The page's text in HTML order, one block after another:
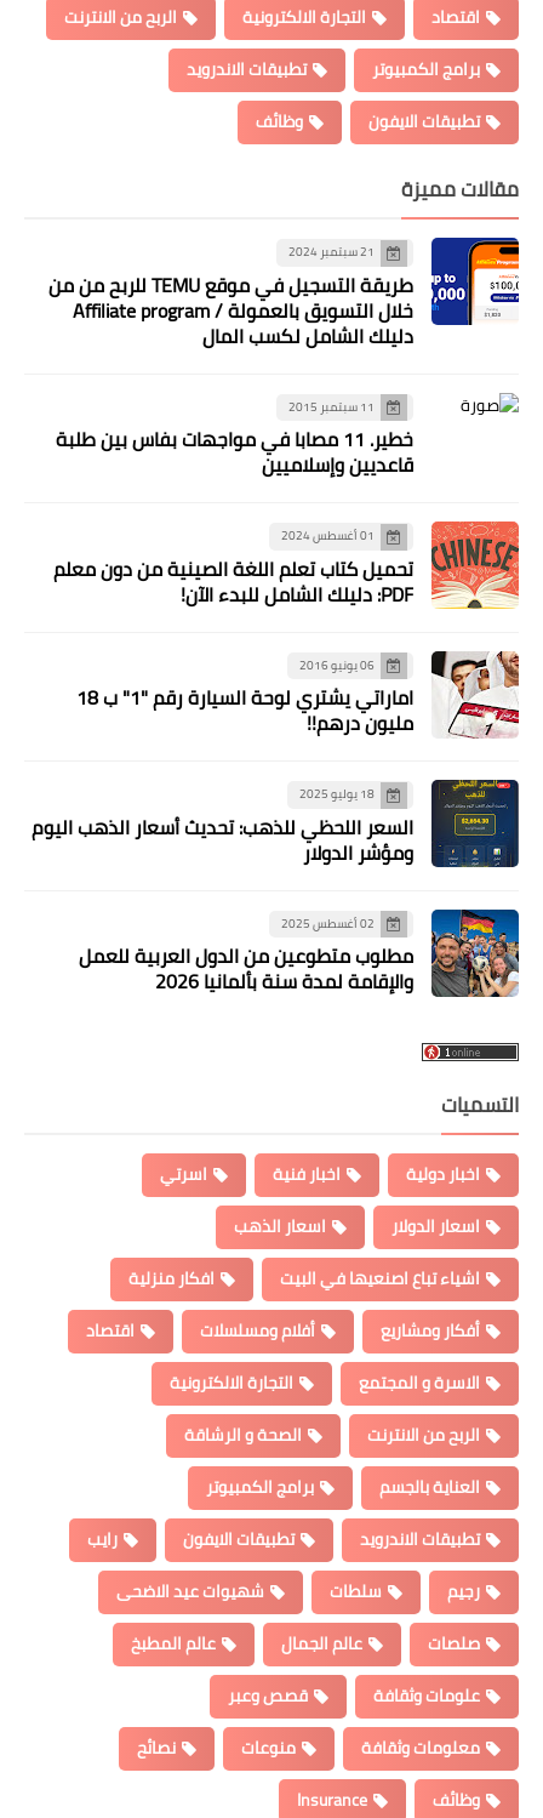
اقتصاد
التجارة الالكترونية
الربح من الانترنت
برامج الكمبيوتر
تطبيقات الاندرويد
تطبيقات الايفون
وظائف
مقالات مميزة
21 سبتمبر 2024
طريقة التسجيل في موقع TEMU للربح من من
خلال التسويق بالعمولة / Affiliate program
دليلك الشامل لكسب المال
11 سبتمبر 2015
خطير. 11 مصابا في مواجهات بفاس بين طلبة
قاعديين وإسلاميين
01 أغسطس 2024
تحميل كتاب تعلم اللغة الصينية من دون معلم
PDF: دليلك الشامل للبدء الآن!
06 يونيو 2016
اماراتي يشتري لوحة السيارة رقم "1" ب 18
مليون درهم!!
18 يوليو 2025
السعر اللحظي للذهب: تحديث أسعار الذهب اليوم
ومؤشر الدولار
02 أغسطس 2025
مطلوب متطوعين من الدول العربية للعمل
والإقامة لمدة سنة بألمانيا 2026
التسميات
اخبار دولية اخبار فنية
اسرتي
اسعار الدولار
اسعار الذهب
اشياء تباع اصنعيها في البيت
افكار منزلية
أفكار ومشاريع
أفلام ومسلسلات
اقتصاد
الاسرة و المجتمع
التجارة الالكترونية
الربح من الانترنت
الصحة و الرشاقة
العناية بالجسم
برامج الكمبيوتر
تطبيقات الاندرويد
تطبيقات الايفون
رايب
رجيم
سلطات
شهيوات عيد الاضحى
صلصات
عالم الجمال
عالم المطبخ
علومات وثقافة
قصص وعبر
معلومات وثقافة
منوعات
نصائح
وظائف
Insurance